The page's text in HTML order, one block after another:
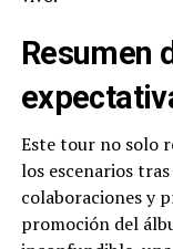
Resumen
Este tour no solo
los escenarios
colaboraciones y
promoción del